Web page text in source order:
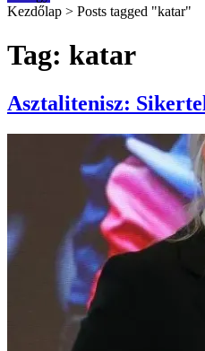
Kezdőlap > Posts tagged "katar"
Tag: katar
Asztalitenisz: